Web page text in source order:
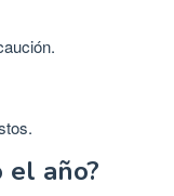
el año?